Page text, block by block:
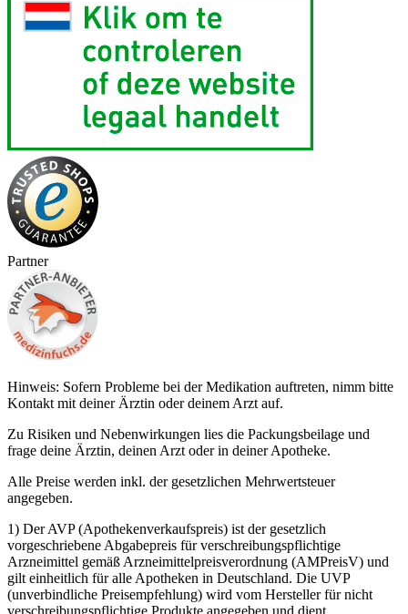
Partner
Hinweis: Sofern Probleme bei der Medikation auftreten, nimm bitte
Kontakt mit deiner Ärztin oder deinem Arzt auf.
Zu Risiken und Nebenwirkungen lies die Packungsbeilage und
frage deine Ärztin, deinen Arzt oder in deiner Apotheke.
Alle Preise werden inkl. der gesetzlichen Mehrwertsteuer
angegeben.
1) Der AVP (Apothekenverkaufspreis) ist der gesetzlich
vorgeschriebene Abgabepreis für verschreibungspflichtige
Arzneimittel gemäß Arzneimittelpreisverordnung (AMPreisV) und
gilt einheitlich für alle Apotheken in Deutschland. Die UVP
(unverbindliche Preisempfehlung) wird vom Hersteller für nicht
verschreibungspflichtige Produkte angegeben und dient